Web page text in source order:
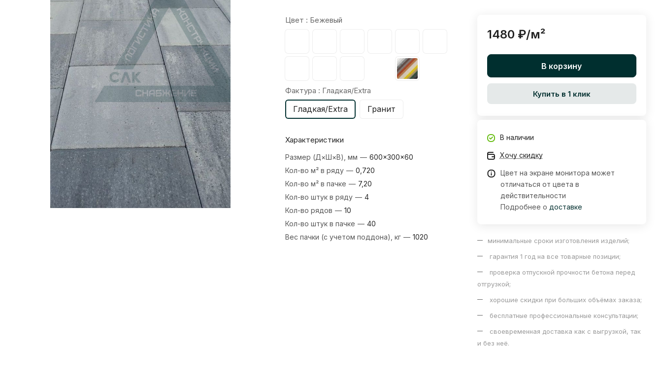
Цвет : Бежевый
Фактура : Гладкая/Extra
Гладкая/Extra Гранит
Характеристики
Размер (Д×Ш×В), мм — 600×300×60
Кол-во м² в ряду — 0,720
Кол-во м² в пачке — 7,20
Кол-во штук в ряду — 4
Кол-во рядов — 10
Кол-во штук в пачке — 40
Вес пачки (с учетом поддона), кг — 1020
1480 ₽/м²
В корзину
Купить в 1 клик
В наличии
Хочу скидку
Цвет на экране монитора может
отличаться от цвета в
действительности
Подробнее о доставке
минимальные сроки изготовления изделий;
гарантия 1 год на все товарные позиции;
проверка отпускной прочности бетона перед
отгрузкой;
хорошие скидки при больших объёмах заказа;
бесплатные профессиональные консультации;
своевременная доставка как с выгрузкой, так
и без неё.